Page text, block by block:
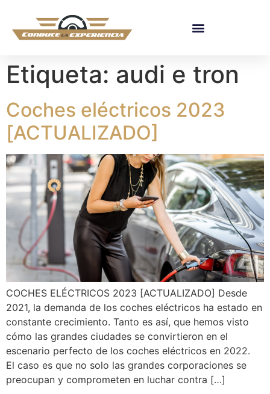
Etiqueta: audi e tron
Coches eléctricos 2023
[ACTUALIZADO]
COCHES ELÉCTRICOS 2023 [ACTUALIZADO] Desde
2021, la demanda de los coches eléctricos ha estado en
constante crecimiento. Tanto es así, que hemos visto
cómo las grandes ciudades se convirtieron en el
escenario perfecto de los coches eléctricos en 2022.
El caso es que no solo las grandes corporaciones se
preocupan y comprometen en luchar contra […]